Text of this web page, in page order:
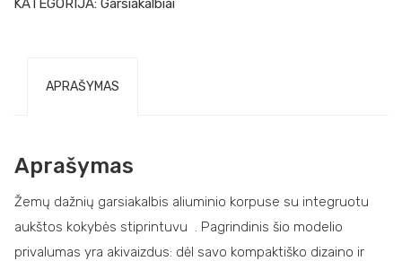
KATEGORIJA: Garsiakalbiai
APRAŠYMAS
Aprašymas
Žemų dažnių garsiakalbis aliuminio korpuse su integruotu
aukštos kokybės stiprintuvu . Pagrindinis šio modelio
privalumas yra akivaizdus: dėl savo kompaktiško dizaino ir